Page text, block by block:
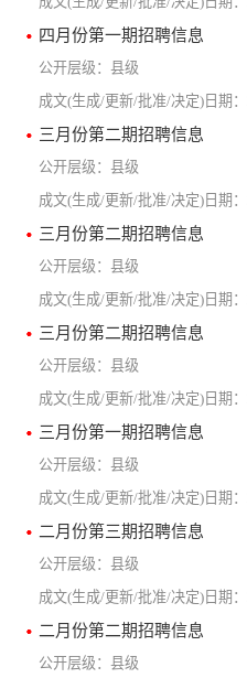
四月份第一期招聘信息
县级
三月份第二期招聘信息
县级
三月份第二期招聘信息
县级
三月份第二期招聘信息
县级
三月份第一期招聘信息
县级
二月份第三期招聘信息
县级
二月份第二期招聘信息
县级